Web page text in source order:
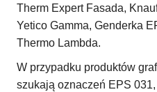
Therm Expert Fasada,
Yetico Gamma, Genderka
Thermo Lambda.
W przypadku produktów
szukają oznaczeń EPS